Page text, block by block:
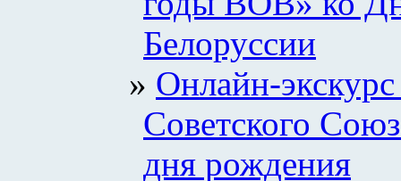
Белоруссии
Онлайн-
Советского
дня рождения